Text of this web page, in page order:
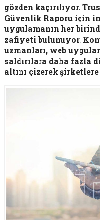
gözden kaçırılıyor.
Güvenlik Raporu için
uygulamanın her
zafiyeti bulunuyor.
uzmanları, web
saldırılara daha fazla
altını çizerek